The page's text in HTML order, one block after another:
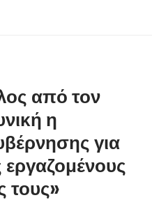
από τον
η
για
εργαζομένους
τους»